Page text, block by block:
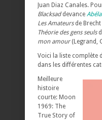
Juan Diaz Canales.
Blacksaddevance
Les Amateursde Brecht
Théorie des gens seuls
mon amour(Legrand,
Voici la liste complète
dans les différentes
Meilleure
histoire
courte: Moon
1969: The
True Story of